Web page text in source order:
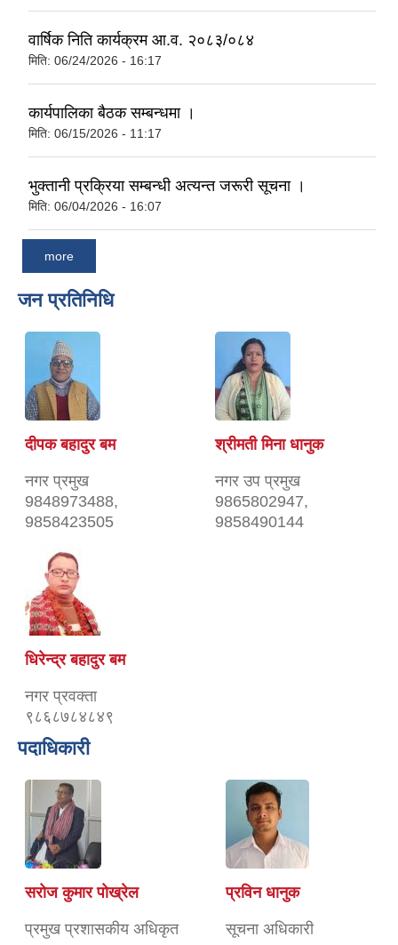
वार्षिक निति कार्यक्रम आ.व. २०८३/०८४
मिति: 06/24/2026 - 16:17
कार्यपालिका बैठक सम्बन्धमा ।
मिति: 06/15/2026 - 11:17
भुक्तानी प्रक्रिया सम्बन्धी अत्यन्त जरूरी सूचना ।
मिति: 06/04/2026 - 16:07
more
जन प्रतिनिधि
दीपक बहादुर बम
नगर प्रमुख
9848973488,
9858423505
श्रीमती मिना धानुक
नगर उप प्रमुख
9865802947,
9858490144
धिरेन्द्र बहादुर बम
नगर प्रवक्ता
९८६८७८४८४९
पदाधिकारी
सरोज कुमार पोख्रेल
प्रमुख प्रशासकीय अधिकृत
प्रविन धानुक
सूचना अधिकारी